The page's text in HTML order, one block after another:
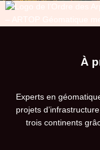
À
Experts en
projets
trois continents